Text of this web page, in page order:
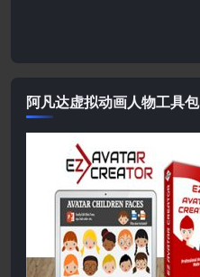
阿凡达虚拟动画人物工具包